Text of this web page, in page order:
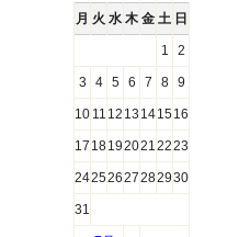
月 火 水 木 金 土 日
1 2
3 4 5 6 7 8 9
10 11 12 13 141516
17 181920212223
24252627282930
31